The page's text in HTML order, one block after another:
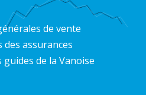
de vente
des assurances
guides de la Vanoise